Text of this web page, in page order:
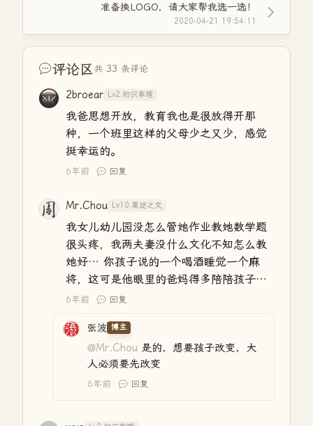
准备换LOGO，请大家帮我选一选！
2020-04-21 19:54:11
评论区 共 33 条评论
2broear Lv2.初识寒暄
我爸思想开放，教育我也是很放得开那
种，一个班里这样的父母少之又少，感觉
挺幸运的。
6年前 回复
Mr.Chou Lv10.莫逆之交
我女儿幼儿园没怎么管她作业教她数学题
很头疼，我两夫妻没什么文化不知怎么教
她好… 你孩子说的一个喝酒睡觉一个麻
将，这可是他眼里的爸妈得多陪陪孩子…
6年前 回复
张波 博主
@Mr.Chou 是的，想要孩子改变，大
人必须要先改变
6年前 回复